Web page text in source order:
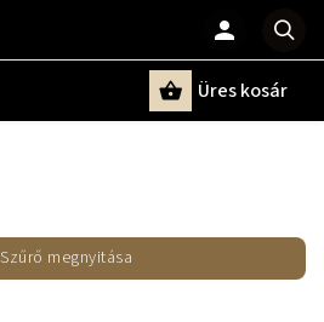
Üres kosár
Szűrő megnyitása